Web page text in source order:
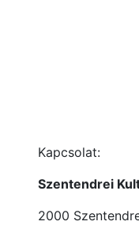
Kapcsolat:
Szentendrei
2000